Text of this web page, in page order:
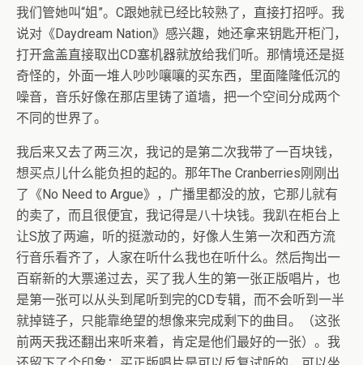
我们管她叫“姐”。C跟她就已经比较熟了，直接打招呼。我
说对《Daydream Nation》感兴趣，她还拿来钥匙开柜门，
打开盒盖直接取出CD塞机器就放给我们听。那情境还是挺
奇怪的，外面一堆人吵吵嚷嚷的买东西，里面隆隆低沉的
噪音，音乐好像在那店里铸了道墙，把一个空间分成两个
不同的世界了。
我后来又去了两三次，我记的是第二次我带了一百块钱，
想买点儿什么能负担的起的。那年The Cranberries刚刚出
了《No Need to Argue》，广播里都没的放，它那儿就有
的卖了，而且很便宜，我记得是八十块钱。我趴在柜台上
让S放了两遍，听的挺激动的，好像人生第一次和西方流
行音乐看齐了，人家在听什么我也在听什么。然后掏出一
百崭新的大票递过去，买了我人生的第一张正版唱片，也
是第一张可以从头到尾听到完的CD专辑，而不会听到一半
就掉链子，只能靠绝望的想像来完成剩下的曲目。（这张
前两天我还翻出来听来着，肯定是他们最好的一张）。我